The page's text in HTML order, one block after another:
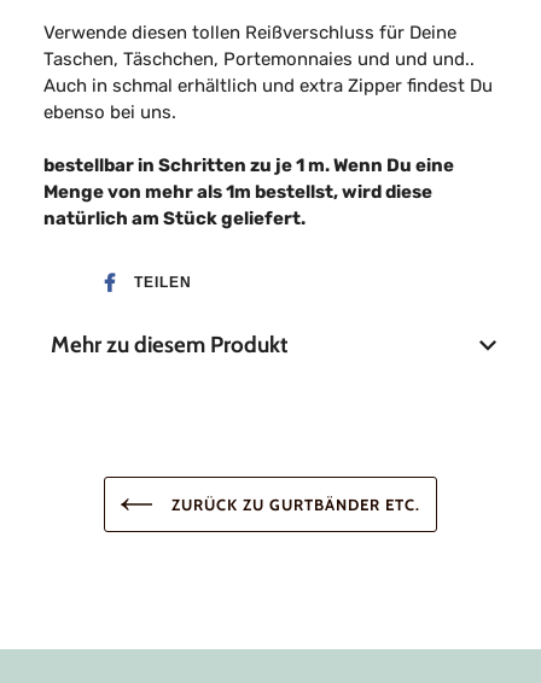
Verwende diesen tollen Reißverschluss für Deine
Taschen, Täschchen, Portemonnaies und und und..
Auch in schmal erhältlich und extra Zipper findest Du
ebenso bei uns.
bestellbar in Schritten zu je 1 m. Wenn Du eine
Menge von mehr als 1m bestellst, wird diese
natürlich am Stück geliefert.
TEILEN
Mehr zu diesem Produkt
Material Polyester
ZURÜCK ZU GURTBÄNDER ETC.